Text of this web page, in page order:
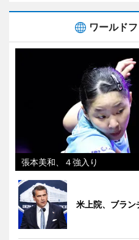
ワールド
張本美和、４強入り
米上院、ブラン